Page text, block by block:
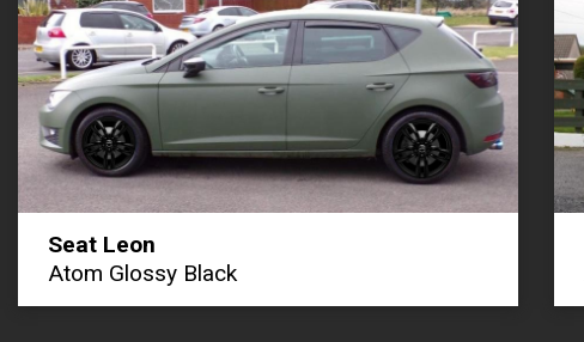
Seat Leon
Atom Glossy Black